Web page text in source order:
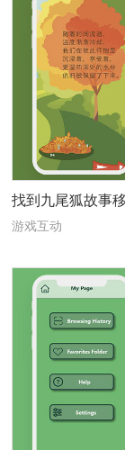
找到九尾狐故事
游戏互动